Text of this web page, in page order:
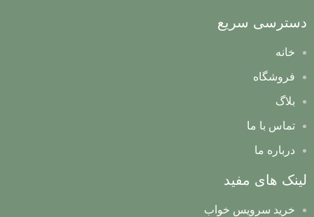
دسترسی سریع
خانه
فروشگاه
بلاگ
تماس با ما
درباره ما
لینک های مفید
خرید سرویس خواب